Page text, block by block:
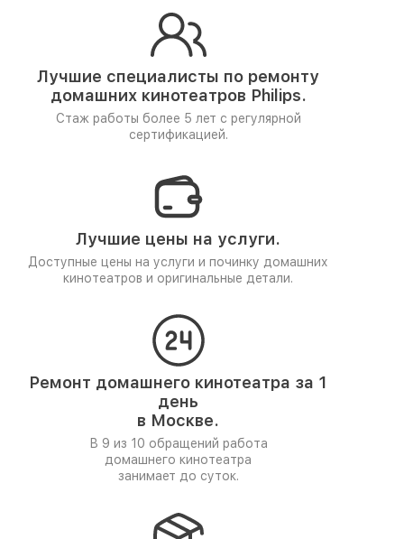
Лучшие специалисты по ремонту
домашних кинотеатров Philips.
Стаж работы более 5 лет с регулярной
сертификацией.
Лучшие цены на услуги.
Доступные цены на услуги и починку домашних
кинотеатров и оригинальные детали.
Ремонт домашнего кинотеатра за 1
день
в Москве.
В 9 из 10 обращений работа
домашнего кинотеатра
занимает до суток.